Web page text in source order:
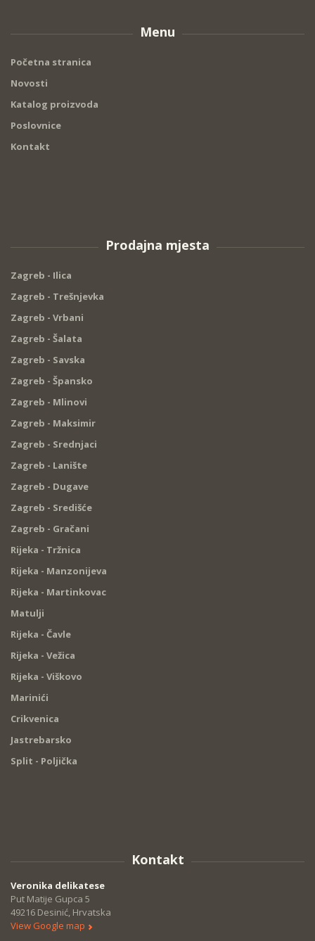
Menu
Početna stranica
Novosti
Katalog proizvoda
Poslovnice
Kontakt
Prodajna mjesta
Zagreb - Ilica
Zagreb - Trešnjevka
Zagreb - Vrbani
Zagreb - Šalata
Zagreb - Savska
Zagreb - Špansko
Zagreb - Mlinovi
Zagreb - Maksimir
Zagreb - Srednjaci
Zagreb - Lanište
Zagreb - Dugave
Zagreb - Središće
Zagreb - Gračani
Rijeka - Tržnica
Rijeka - Manzonijeva
Rijeka - Martinkovac
Matulji
Rijeka - Čavle
Rijeka - Vežica
Rijeka - Viškovo
Marinići
Crikvenica
Jastrebarsko
Split - Poljička
Kontakt
Veronika delikatese
Put Matije Gupca 5
49216 Desinić, Hrvatska
View Google map